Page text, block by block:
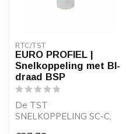
RTC/TST
EURO PROFIEL |
Snelkoppeling met BI-
draad BSP
De TST
SNELKOPPELING SC-C,